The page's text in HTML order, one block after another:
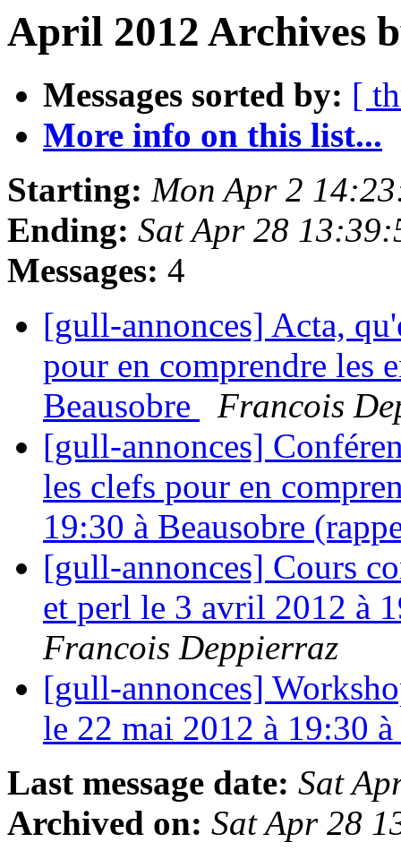
April 2012 Archives
Messages sorted by: [
More info on this list...
Starting: Mon Apr 2
Ending: Sat Apr 28
Messages: 4
[gull-annonces] Acta,
pour en comprendre les
Beausobre
Francois
[gull-annonces]
les clefs pour en
19:30 à Beausobre
[gull-annonces] Cours
et perl le 3 avril 2012 à
Francois Deppierraz
[gull-annonces]
le 22 mai 2012 à 19:30
Last message date: Sat
Archived on: Sat Apr 28